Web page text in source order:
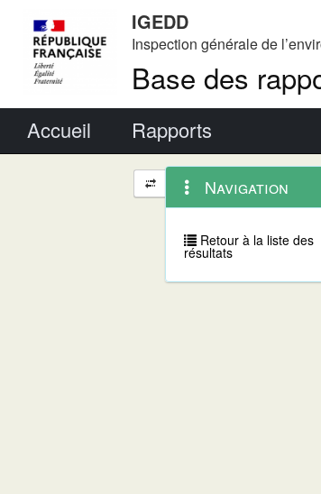
IGEDD
Inspection générale de
Base des
Accueil Rapports
Navigation
et
outils
annexes
contextuel
Navigation
Retour à la liste des
résultats